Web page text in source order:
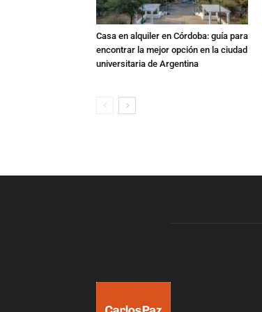
Casa en alquiler en Córdoba: guía para
encontrar la mejor opción en la ciudad
universitaria de Argentina